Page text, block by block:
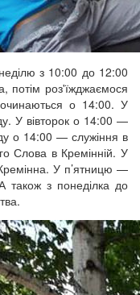
з 10:00 до 12:00
потім роз'їжджаємося
о 14:00. У
У вівторок о 14:00 —
о 14:00 — служіння в
Слова в Кремінній. У
У п’ятницю —
також з понеділка до